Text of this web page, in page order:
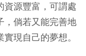
資源豐富，可謂處
，倘若又能完善地
現自己的夢想。